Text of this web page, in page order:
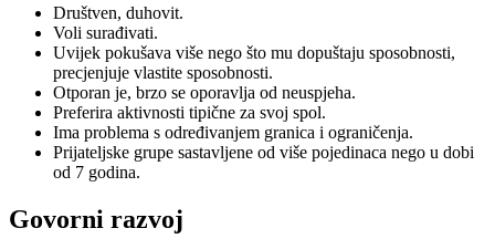
Društven, duhovit.
Voli surađivati.
Uvijek pokušava više nego što mu dopuštaju sposobnosti,
precjenjuje vlastite sposobnosti.
Otporan je, brzo se oporavlja od neuspjeha.
Preferira aktivnosti tipične za svoj spol.
Ima problema s određivanjem granica i ograničenja.
Prijateljske grupe sastavljene od više pojedinaca nego u dobi
od 7 godina.
Govorni razvoj